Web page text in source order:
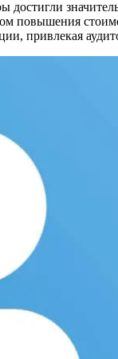
достигли
повышения
привлекая